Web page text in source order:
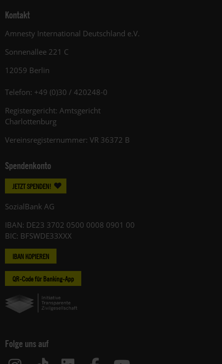
Kontakt
Amnesty International Deutschland e.V.
Sonnenallee 221 C
12059 Berlin
Telefon: +49 (0)30 / 420248-0
Registergericht: Amtsgericht
Charlottenburg
Vereinsregisternummer: VR 36372 B
Spendenkonto
JETZT SPENDEN!
SozialBank AG
IBAN: DE23 3702 0500 0008 0901 00
BIC: BFSWDE33XXX
IBAN KOPIEREN
QR-Code für Banking-App
Folge uns auf